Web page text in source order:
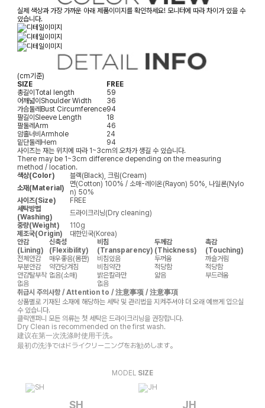
실제 색상과 가장 가까운 아래 제품이미지를 확인하세요! 모니터에 따라 차이가 있을 수
있습니다.
(cm기준)
SIZE
FREE
총길이Total length
59
어깨넓이Shoulder Width
36
가슴둘레Bust Circumference94
팔길이Sleeve Length
18
팔둘레Arm
46
암홀너비Armhole
24
밑단둘레Hem
94
사이즈는 재는 위치에 따라 1~3cm의 오차가 생길 수 있습니다.
There may be 1~3cm difference depending on the measuring
method / location.
색상(Color)
블랙(Black), 크림(Cream)
소재(Material)
면(Cotton) 100% / 소매-레이온(Rayon) 50%, 나일론(Nylo
n) 50%
사이즈(Size)
FREE
세탁방법
(Washing)
드라이크리닝(Dry cleaning)
중량(Weight)
110g
제조국(Origin)
대한민국(Korea)
안감
(Lining)
신축성
(Flexibility)
비침
(Transparency)
두께감
(Thickness)
촉감
(Touching)
전체안감
매우좋음(몸판) 비침있음 두꺼움
까슬거림
부분안감
약간당겨짐 비침약간 적당함
적당함
안감탈부착 없음(소매) 밝은칼라만 얇음
부드러움
없음
없음
취급시 주의사항 / Attention to / 注意事项 / 注意事項
상품별로 기재된 소재에 해당하는 세탁 및 관리법을 지켜주셔야 더 오래 예쁘게 입으실
수 있습니다.
클릭앤퍼니 모든 의류는 첫 세탁은 드라이크리닝을 권장합니다.
Dry Clean is recommended on the first wash.
建议在第一次洗涤时使用干洗。
最初の洗浄ではドライクリーニングをお勧めします。
MODEL SIZE
SH JH